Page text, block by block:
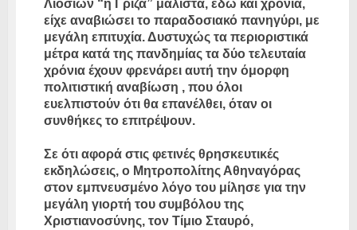
Λιοσίων “η Γρίζα” μάλιστα, εδώ και χρόνια,
είχε αναβιώσει το παραδοσιακό πανηγύρι, με
μεγάλη επιτυχία. Δυστυχώς τα περιοριστικά
μέτρα κατά της πανδημίας τα δύο τελευταία
χρόνια έχουν φρενάρει αυτή την όμορφη
πολιτιστική αναβίωση , που όλοι
ευελπιστούν ότι θα επανέλθει, όταν οι
συνθήκες το επιτρέψουν.
Σε ότι αφορά στις φετινές θρησκευτικές
εκδηλώσεις, ο Μητροπολίτης Αθηναγόρας
στον εμπνευσμένο λόγο του μίλησε για την
μεγάλη γιορτή του συμβόλου της
Χριστιανοσύνης, τον Τίμιο Σταυρό,